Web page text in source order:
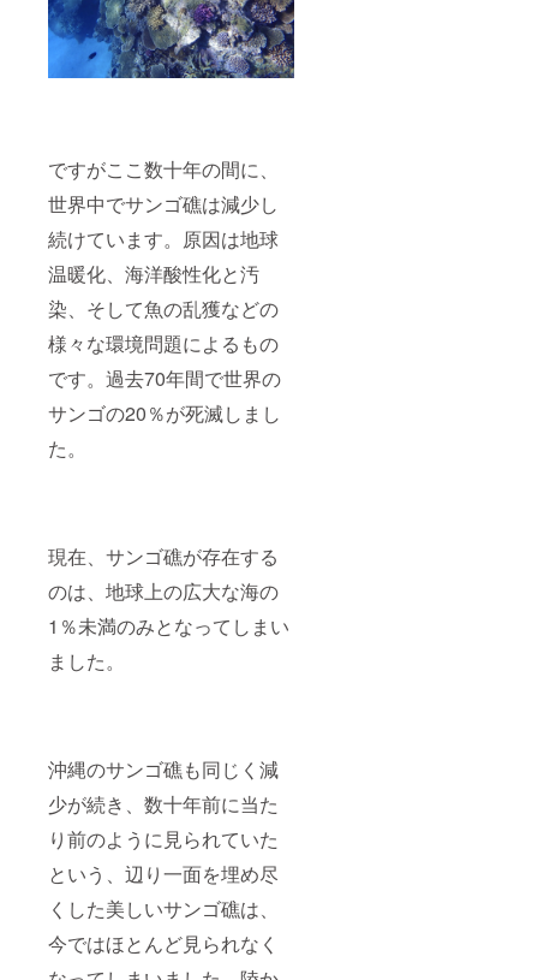
ですがここ数十年の間に、
世界中でサンゴ礁は減少し
続けています。原因は地球
温暖化、海洋酸性化と汚
染、そして魚の乱獲などの
様々な環境問題によるもの
です。過去70年間で世界の
サンゴの20％が死滅しまし
た。
現在、サンゴ礁が存在する
のは、地球上の広大な海の
1％未満のみとなってしまい
ました。
沖縄のサンゴ礁も同じく減
少が続き、数十年前に当た
り前のように見られていた
という、辺り一面を埋め尽
くした美しいサンゴ礁は、
今ではほとんど見られなく